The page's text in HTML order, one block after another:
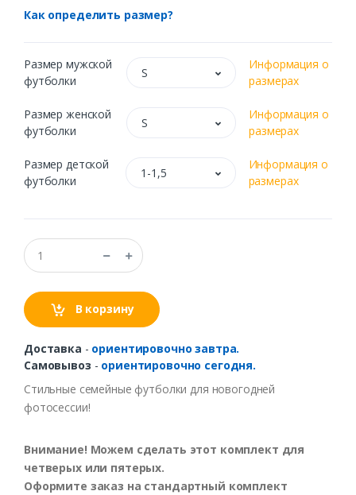
Как определить размер?
Размер мужской
футболки
S
Информация о
размерах
Размер женской
футболки
S
Информация о
размерах
Размер детской
футболки
1-1,5
Информация о
размерах
В корзину
Доставка - ориентировочно завтра.
Самовывоз - ориентировочно сегодня.
Стильные семейные футболки для новогодней
фотосессии!
Внимание! Можем сделать этот комплект для
четверых или пятерых.
Оформите заказ на стандартный комплект